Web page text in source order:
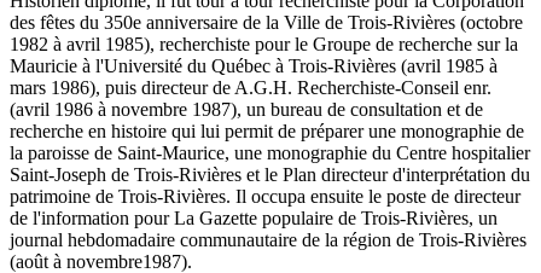
des fêtes du 350e anniversaire de la Ville de Trois-Rivières (octobre
1982 à avril 1985), recherchiste pour le Groupe de recherche sur la
Mauricie à l'Université du Québec à Trois-Rivières (avril 1985 à
mars 1986), puis directeur de A.G.H. Recherchiste-Conseil enr.
(avril 1986 à novembre 1987), un bureau de consultation et de
recherche en histoire qui lui permit de préparer une monographie de
la paroisse de Saint-Maurice, une monographie du Centre hospitalier
Saint-Joseph de Trois-Rivières et le Plan directeur d'interprétation du
patrimoine de Trois-Rivières. Il occupa ensuite le poste de directeur
de l'information pour La Gazette populaire de Trois-Rivières, un
journal hebdomadaire communautaire de la région de Trois-Rivières
(août à novembre1987).